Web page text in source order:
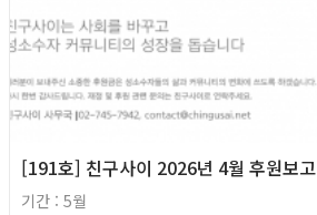
[191호] 친구사이 2026년 4월 후원보고
기간 : 5월